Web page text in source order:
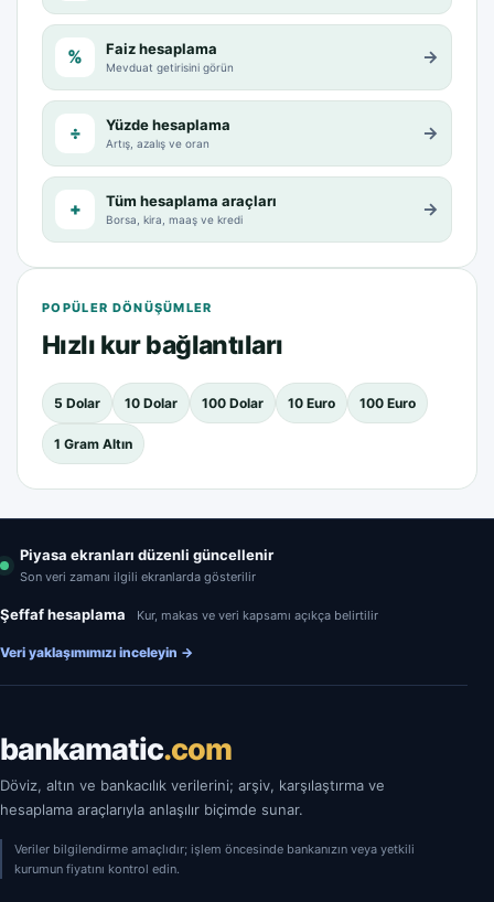
% Faiz hesaplama
Mevduat getirisini görün →
÷ Yüzde hesaplama
Artış, azalış ve oran →
+ Tüm hesaplama araçları
Borsa, kira, maaş ve kredi →
POPÜLER DÖNÜŞÜMLER
Hızlı kur bağlantıları
5 Dolar 10 Dolar 100 Dolar 10 Euro 100 Euro
1 Gram Altın
Piyasa ekranları düzenli güncellenir
Son veri zamanı ilgili ekranlarda gösterilir
Şeffaf hesaplama Kur, makas ve veri kapsamı açıkça belirtilir
Veri yaklaşımımızı inceleyin →
bankamatic.com
Döviz, altın ve bankacılık verilerini; arşiv, karşılaştırma ve
hesaplama araçlarıyla anlaşılır biçimde sunar.
Veriler bilgilendirme amaçlıdır; işlem öncesinde bankanızın veya yetkili
kurumun fiyatını kontrol edin.